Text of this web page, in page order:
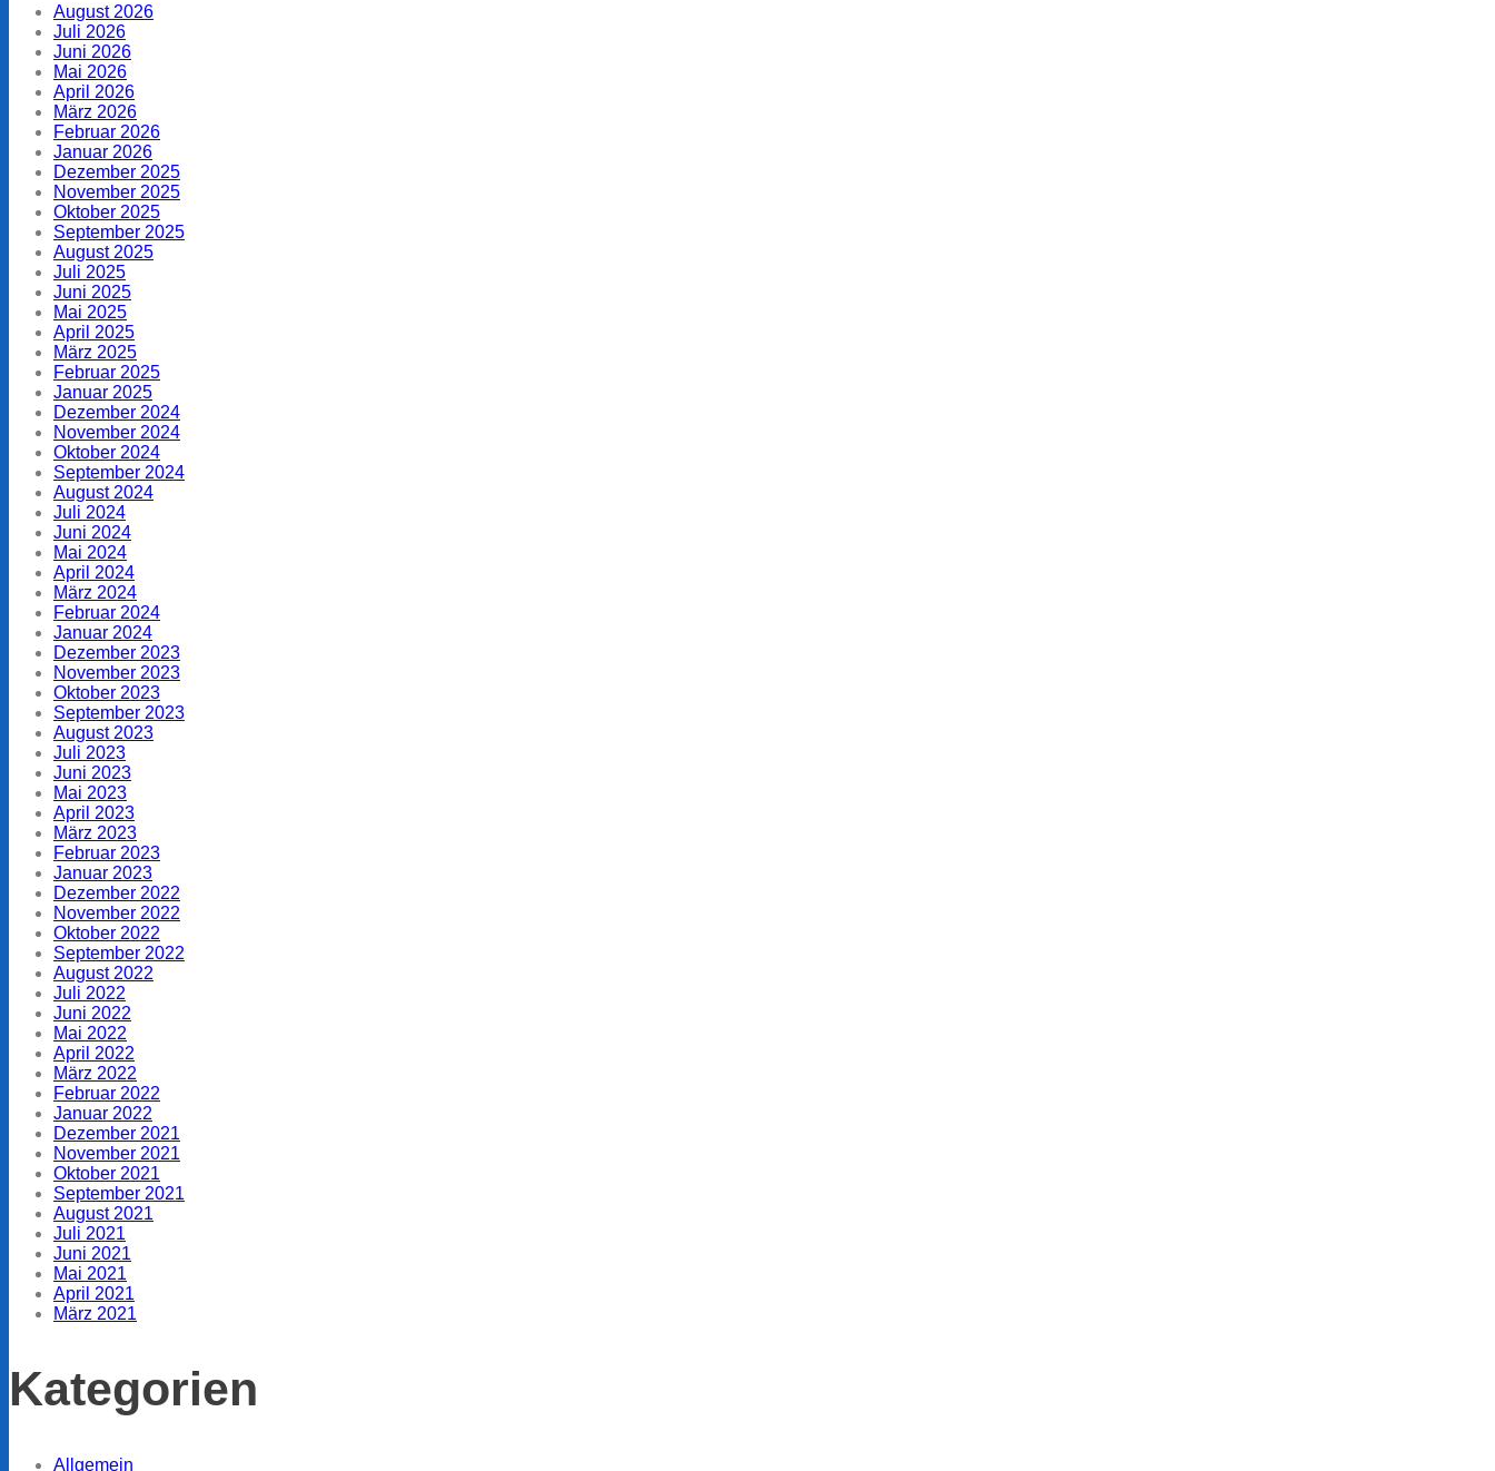
August 2026
Juli 2026
Juni 2026
Mai 2026
April 2026
März 2026
Februar 2026
Januar 2026
Dezember 2025
November 2025
Oktober 2025
September 2025
August 2025
Juli 2025
Juni 2025
Mai 2025
April 2025
März 2025
Februar 2025
Januar 2025
Dezember 2024
November 2024
Oktober 2024
September 2024
August 2024
Juli 2024
Juni 2024
Mai 2024
April 2024
März 2024
Februar 2024
Januar 2024
Dezember 2023
November 2023
Oktober 2023
September 2023
August 2023
Juli 2023
Juni 2023
Mai 2023
April 2023
März 2023
Februar 2023
Januar 2023
Dezember 2022
November 2022
Oktober 2022
September 2022
August 2022
Juli 2022
Juni 2022
Mai 2022
April 2022
März 2022
Februar 2022
Januar 2022
Dezember 2021
November 2021
Oktober 2021
September 2021
August 2021
Juli 2021
Juni 2021
Mai 2021
April 2021
März 2021
Kategorien
Allgemein